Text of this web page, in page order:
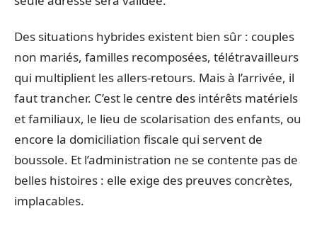
Des situations hybrides existent bien sûr : couples
non mariés, familles recomposées, télétravailleurs
qui multiplient les allers-retours. Mais à l’arrivée, il
faut trancher. C’est le centre des intérêts matériels
et familiaux, le lieu de scolarisation des enfants, ou
encore la domiciliation fiscale qui servent de
boussole. Et l’administration ne se contente pas de
belles histoires : elle exige des preuves concrètes,
implacables.